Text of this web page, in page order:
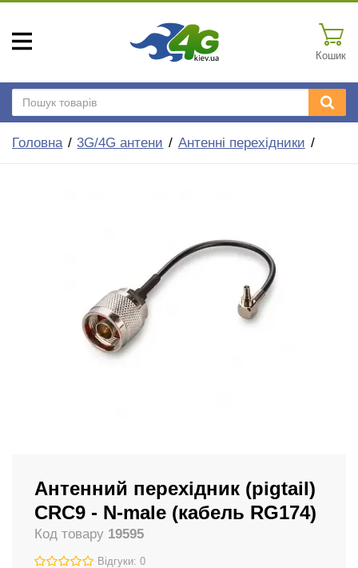
Кошик
Головна 3G/4G антени Антенні перехідники
Антенний перехідник (pigtail)
CRC9 - N-male (кабель RG174)
Код товару 19595
Відгуки: 0